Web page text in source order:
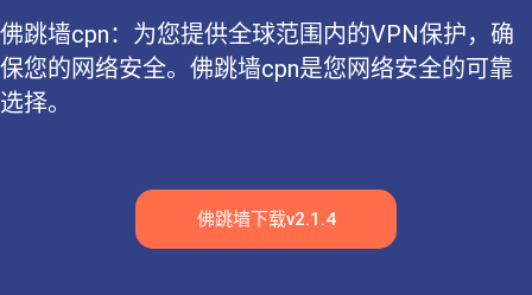
佛跳墙cpn：为您提供全球范围内的VPN保护，确
保您的网络安全。佛跳墙cpn是您网络安全的可靠
选择。
佛跳墙下载v2.1.4